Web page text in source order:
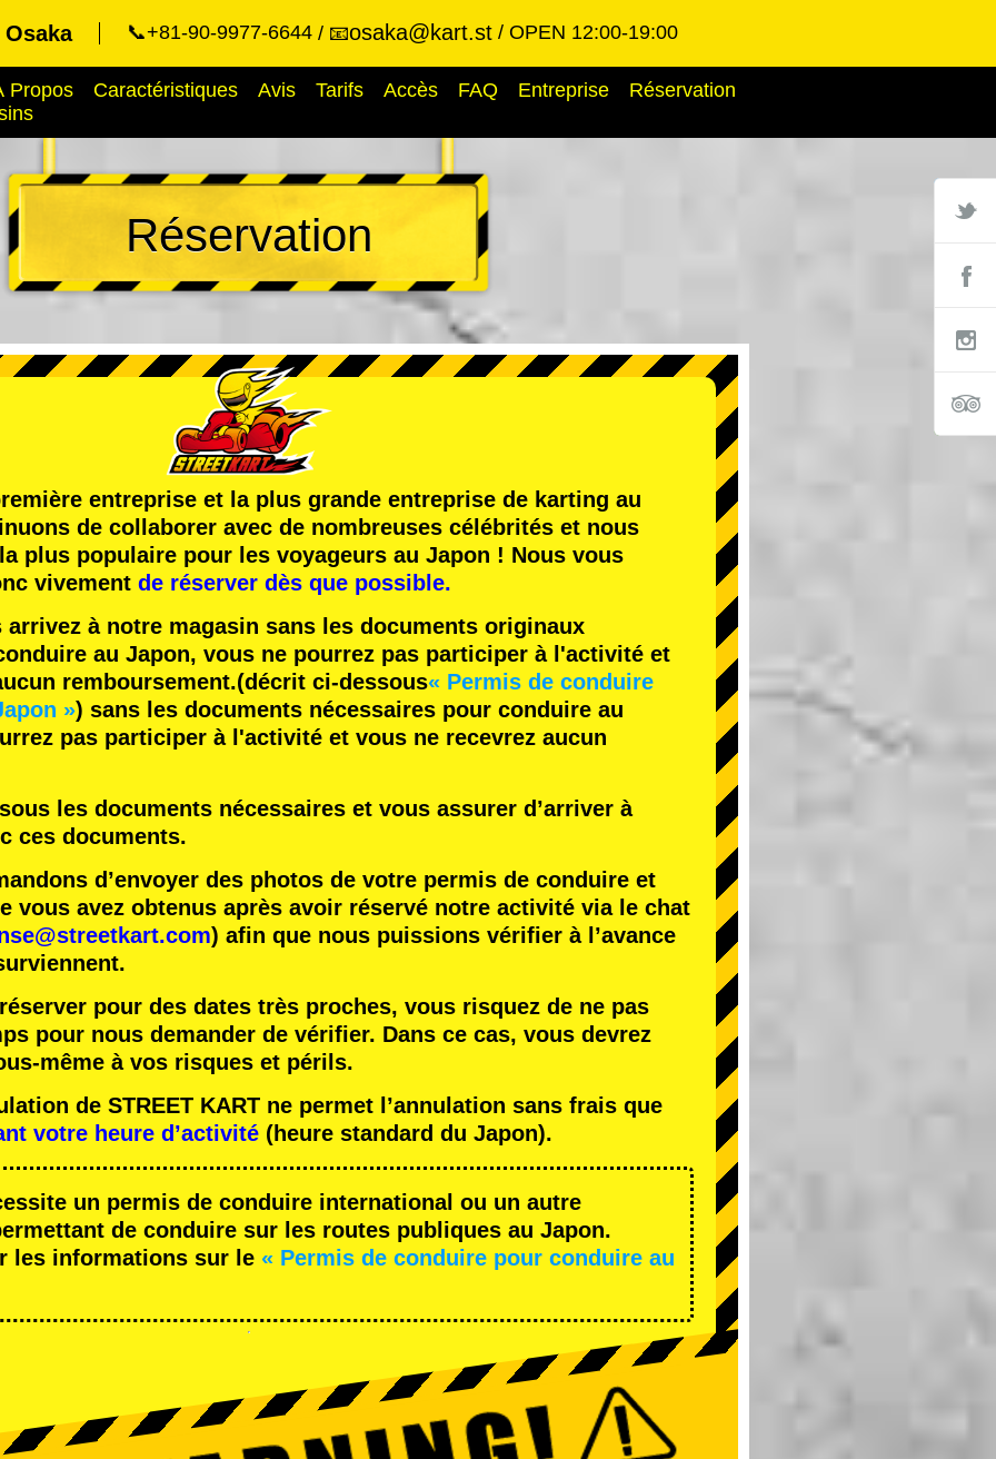
📞+81-90-9977-6644 📧osaka@kart.st OPEN 12:00-19:00
Propos Caractéristiques Avis Tarifs Accès FAQ Entreprise
Réservation
Réservation
entreprise et la plus grande entreprise de karting au
de collaborer avec de nombreuses célébrités et nous
plus populaire pour les voyageurs au Japon ! Nous vous
vivement de réserver dès que possible.
à notre magasin sans les documents originaux
au Japon, vous ne pourrez pas participer à l'activité et
remboursement.(décrit ci-dessous« Permis de conduire
») sans les documents nécessaires pour conduire au
pas participer à l'activité et vous ne recevrez aucun
les documents nécessaires et vous assurer d’arriver à
ces documents.
d’envoyer des photos de votre permis de conduire et
vous avez obtenus après avoir réservé notre activité via le chat
) afin que nous puissions vérifier à l’avance
pour des dates très proches, vous risquez de ne pas
pour nous demander de vérifier. Dans ce cas, vous devrez
même à vos risques et périls.
de STREET KART ne permet l’annulation sans frais que
votre heure d’activité (heure standard du Japon).
un permis de conduire international ou un autre
de conduire sur les routes publiques au Japon.
les informations sur le « Permis de conduire pour conduire au